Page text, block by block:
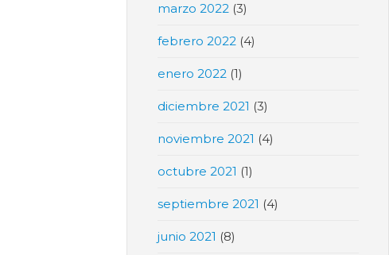
marzo 2022(3)
febrero 2022(4)
enero 2022(1)
diciembre 2021 (3)
noviembre 2021 (4)
octubre 2021 (1)
septiembre 2021 (4)
junio 2021 (8)